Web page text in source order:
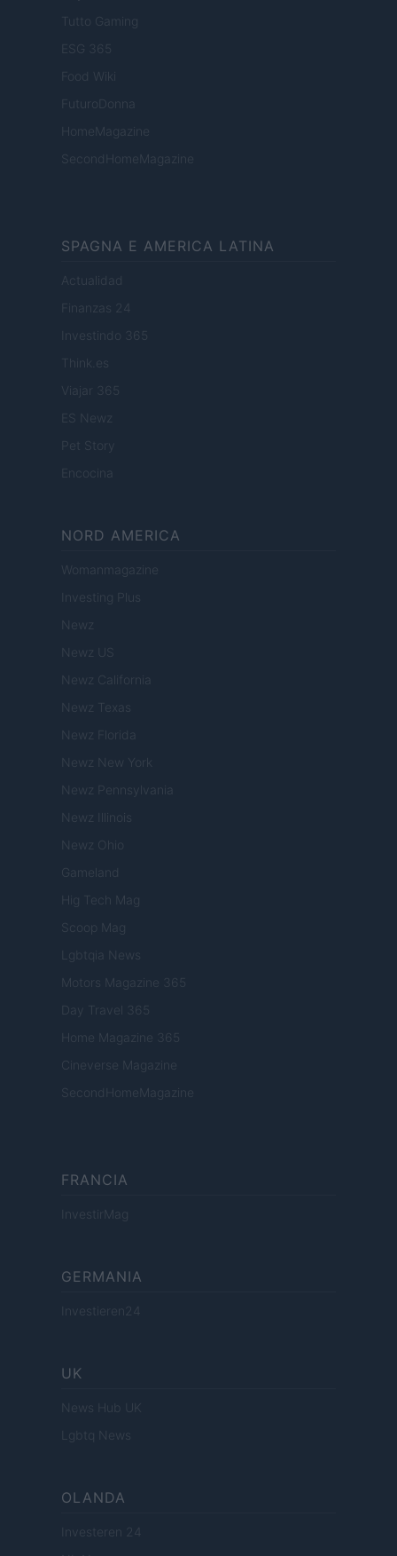
Tutto Gaming
ESG 365
Food Wiki
FuturoDonna
HomeMagazine
SecondHomeMagazine
SPAGNA E AMERICA LATINA
Actualidad
Finanzas 24
Investindo 365
Think.es
Viajar 365
ES Newz
Pet Story
Encocina
NORD AMERICA
Womanmagazine
Investing Plus
Newz
Newz US
Newz California
Newz Texas
Newz Florida
Newz New York
Newz Pennsylvania
Newz Illinois
Newz Ohio
Gameland
Hig Tech Mag
Scoop Mag
Lgbtqia News
Motors Magazine 365
Day Travel 365
Home Magazine 365
Cineverse Magazine
SecondHomeMagazine
FRANCIA
InvestirMag
GERMANIA
Investieren24
UK
News Hub UK
Lgbtq News
OLANDA
Investeren 24